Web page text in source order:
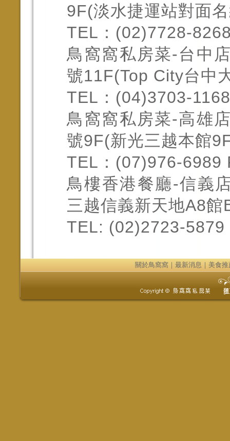
9F(淡水捷運站對面
TEL：(02)7728-
鳥窩窩私房菜-台中
號11F(Top City台中
TEL：(04)3703-
鳥窩窩私房菜-高雄
號9F(新光三越本館
TEL：(07)976-6989
鳥樓香港餐廳-信義
三越信義新天地A8館
TEL: (02)2723-
關於鳥窩窩｜ 最新消息 ｜ 美食推